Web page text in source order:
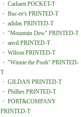
・ Carhartt POCKET-T
・ Buc-ee's PRINTED-T
・ adidas PRINTED-T
・ "Mountain Dew" PRINTED-T
・ anvil PRINTED-T
・ Wilson PRINTED-T
・ "Winnie the Pooh" PRINTED-
T
・ GILDAN PRINTED-T
・ Phillies PRINTED-T
・ PORT&COMPANY
PRINTED-T